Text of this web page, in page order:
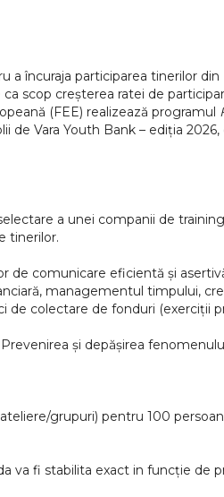
încuraja participarea tinerilor
scop creșterea ratei de
(FEE) realizează programul
Vara Youth Bank – ediția
a unei companii de
tinerilor.
de comunicare eficientă și
managementul timpului,
de colectare de fonduri
Prevenirea și depășirea
grupuri) pentru 100
va fi stabilita exact in funcție